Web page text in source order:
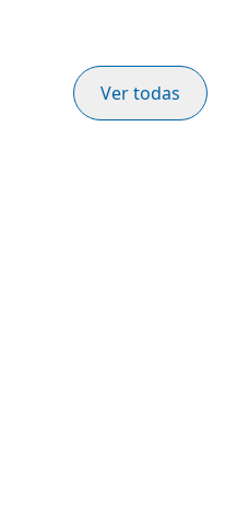
Ver todas